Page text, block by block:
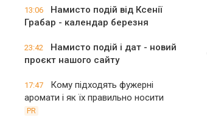
13:06
Намисто подій від Ксенії
Грабар - календар березня
23:42
Намисто подій і дат - новий
проєкт нашого сайту
17:47
Кому підходять фужерні
аромати і як їх правильно носити
PR